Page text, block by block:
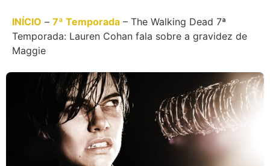
INÍCIO – 7ª Temporada – The Walking Dead 7ª
Temporada: Lauren Cohan fala sobre a gravidez de
Maggie